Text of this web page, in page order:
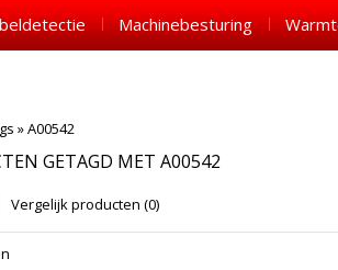
Machinebesturing
»A00542
GETAGD MET A00542
Vergelijk producten (0)